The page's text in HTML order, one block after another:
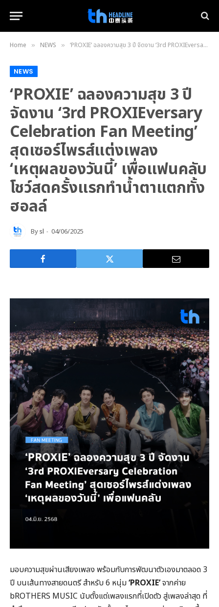
Home » NEWS » ‘PROXIE’ ฉลองความสุข 3 ปี จัดงาน ‘3rd PROXIEversary Celebration Fan Meeting’ สุดเซอร์ไพรส์แต่งเพลง ‘เหตุผลของวันนี้’ เพื่อแฟนคลับ โชว์สดครั้งแรกทำน้ำตาแตกทั้งฮอลล์
NEWS
‘PROXIE’ ฉลองความสุข 3 ปี
จัดงาน ‘3rd PROXIEversary
Celebration Fan Meeting’
สุดเซอร์ไพรส์แต่งเพลง
‘เหตุผลของวันนี้’ เพื่อแฟนคลับ
โชว์สดครั้งแรกทำน้ำตาแตกทั้ง
ฮอลล์
Bysl 04/06/2025
มอบความสุขผ่านเสียงเพลง พร้อมกับการพัฒนาตัวเองมาตลอด 3
ปี บนเส้นทางสายดนตรี สำหรับ 6 หนุ่ม‘PROXIE’จากค่าย
bROTHERS MUSIC นับตั้งแต่เพลงแรกที่เปิดตัว สู่เพลงล่าสุด ที่